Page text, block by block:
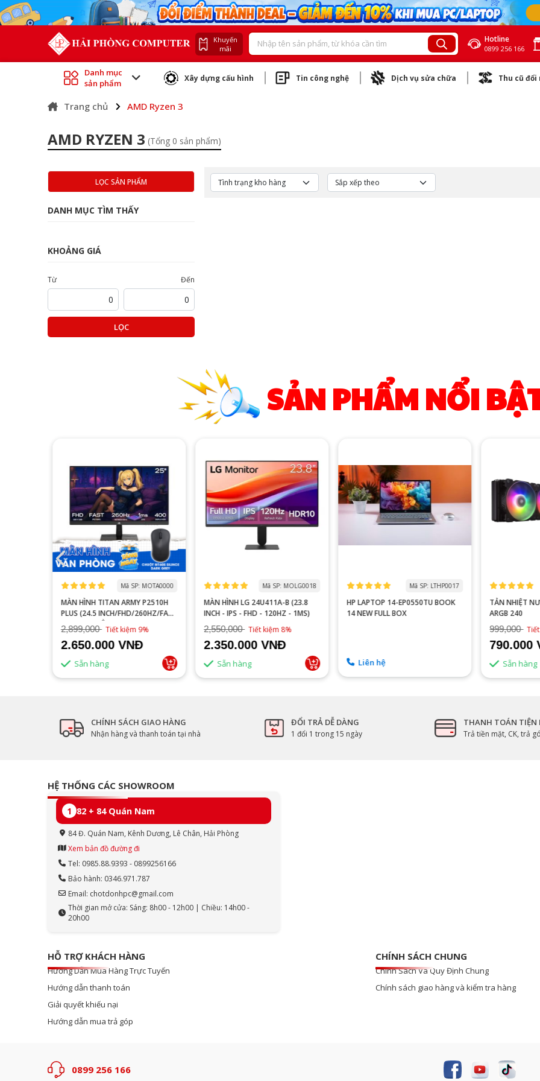
Khuyến
mãi
Hotline
0899 256 166
Danh mục
sản phẩm
Xây dựng cấu hình Tin công nghệ Dịch vụ sửa chữa Thu cũ đổi
Trang chủ AMD Ryzen 3
AMD RYZEN 3 (Tổng 0 sản phẩm)
LỌC SẢN PHẨM
DANH MỤC TÌM THẤY
KHOẢNG GIÁ
Từ Đến
LỌC
SẢN PHẨM NỔI
Mã SP: MOTA0000
MÀN HÌNH TITAN ARMY P2510H
PLUS (24.5 INCH/FHD/260HZ/FAST
IPS/1MS/PHẲNG)
2,899,000 Tiết kiệm 9%
2.650.000 VNĐ
Sẵn hàng
Mã SP: MOLG0018
MÀN HÌNH LG 24U411A-B (23.8
INCH - IPS - FHD - 120HZ - 1MS)
2,550,000 Tiết kiệm 8%
2.350.000 VNĐ
Sẵn hàng
Mã SP: LTHP0017
HP LAPTOP 14-EP0550TU BOOK
14 NEW FULL BOX
Liên hệ
TẢN NHIỆT
ARGB 240
999,000
790.000
Sẵn hàng
CHÍNH SÁCH GIAO HÀNG
Nhận hàng và thanh toán tại nhà
ĐỔI TRẢ DỄ DÀNG
1 đổi 1 trong 15 ngày
THANH TOÁN TIỆN
Trả tiền mặt, CK, trả
HỆ THỐNG CÁC SHOWROOM
1 82 + 84 Quán Nam
84 Đ. Quán Nam, Kênh Dương, Lê Chân, Hải Phòng
Xem bản đồ đường đi
Tel: 0985.88.9393 - 0899256166
Bảo hành: 0346.971.787
Email: chotdonhpc@gmail.com
Thời gian mở cửa: Sáng: 8h00 - 12h00 | Chiều: 14h00 -
20h00
HỖ TRỢ KHÁCH HÀNG
Hướng Dẫn Mua Hàng Trực Tuyến
Hướng dẫn thanh toán
Giải quyết khiếu nại
Hướng dẫn mua trả góp
CHÍNH SÁCH CHUNG
Chính Sách Và Quy Định Chung
Chính sách giao hàng và kiểm tra hàng
0899 256 166